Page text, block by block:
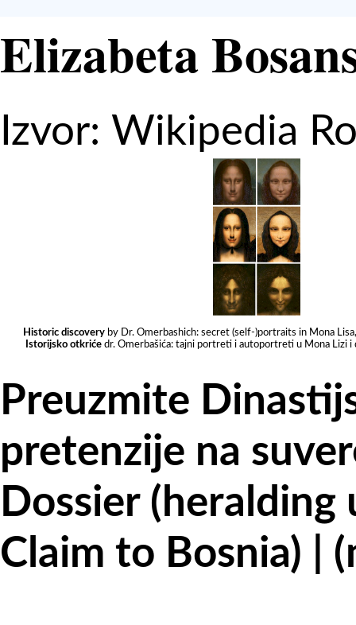
Elizabeta
Izvor: Wikipedia
Historic discovery by Dr. Omerbashich:secret (self-)portraits in Mona
Istorijsko otkriće dr. Omerbašića:tajni portreti i autoportreti u Mona Lizi i
Preuzmite
pretenzije na
Dossier
Claim to Bosnia)